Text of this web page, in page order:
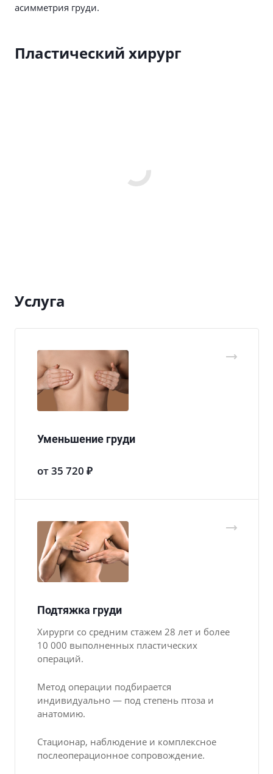
асимметрия груди.
Пластический хирург
Услуга
Уменьшение груди
от 35 720 ₽
Подтяжка груди
Хирурги со средним стажем 28 лет и более
10 000 выполненных пластических
операций.
Метод операции подбирается
индивидуально — под степень птоза и
анатомию.
Стационар, наблюдение и комплексное
послеоперационное сопровождение.